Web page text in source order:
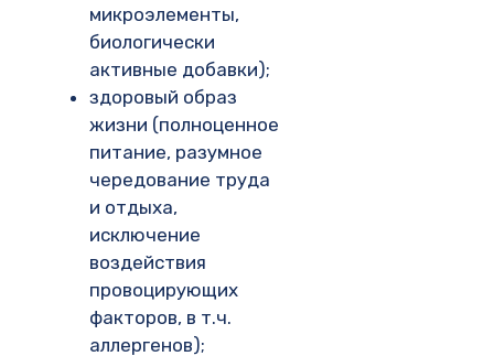
микроэлементы,
биологически
активные добавки);
здоровый образ
жизни (полноценное
питание, разумное
чередование труда
и отдыха,
исключение
воздействия
провоцирующих
факторов, в т.ч.
аллергенов);